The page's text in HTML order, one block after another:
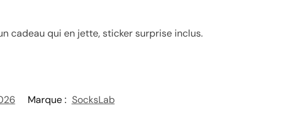
cadeau qui en jette, sticker surprise inclus.
Marque : SocksLab